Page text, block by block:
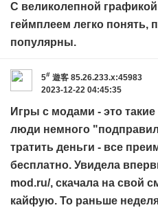
С великолепной
геймплеем легко понять,
популярны.
5# 遊客 85.26.233.x:45983
2023-12-22 04:45:35
Игры с модами - это
люди немного
тратить деньги - все
бесплатно. Увидела
mod.ru/, скачала на свой
кайфую. То раньше